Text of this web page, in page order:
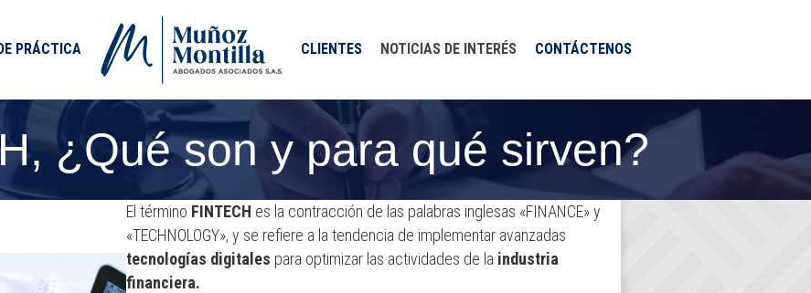
PRÁCTICA CLIENTES NOTICIAS DE INTERÉS CONTÁCTENOS
¿Qué son y para qué sirven?
El término FINTECH es la contracción de las palabras inglesas «FINANCE» y
«TECHNOLOGY», y se refiere a la tendencia de implementar avanzadas
tecnologías digitales para optimizar las actividades de la industria
financiera.